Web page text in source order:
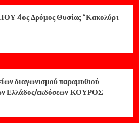
4ος Δρόμος Θυσίας “Κακολύρι
διαγωνισμού παραμυθιού
Ελλάδος/εκδόσεων ΚΟΥΡΟΣ